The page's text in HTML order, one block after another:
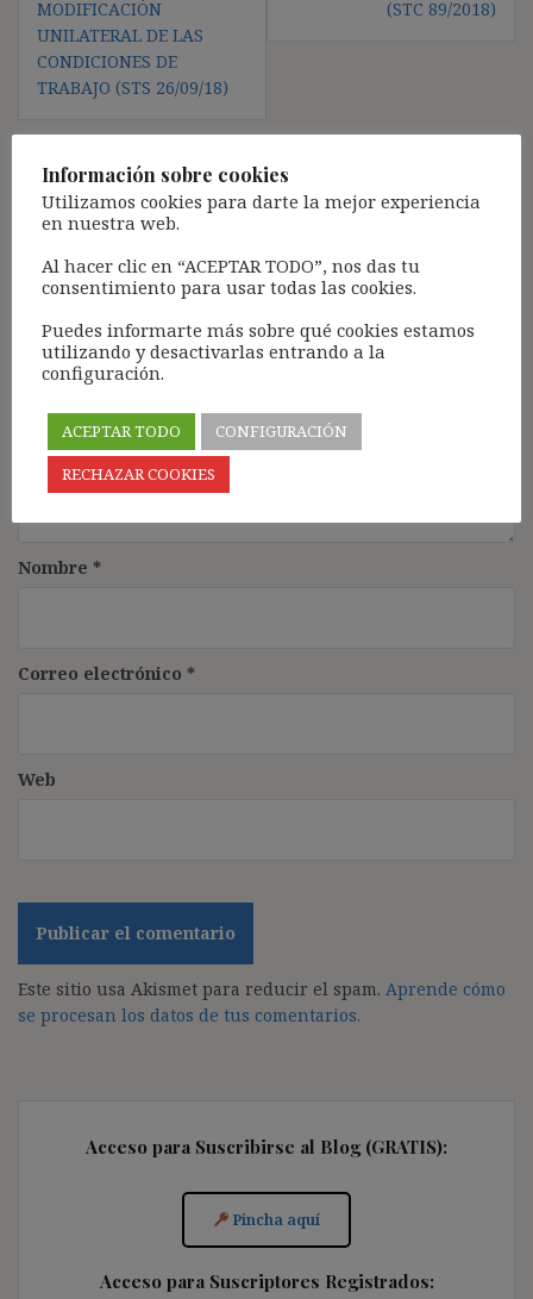
MODIFICACIÓN
UNILATERAL DE LAS
CONDICIONES DE
TRABAJO (STS 26/09/18)
(STC 89/2018)
Deja una respuesta
campos obligatorios están marcados con*
Nombre *
Correo electrónico *
Web
Este sitio usa Akismet para reducir el spam. Aprende cómo
se procesan los datos de tus comentarios.
Acceso para Suscribirse al Blog (GRATIS):
Pincha aquí
Acceso para Suscriptores Registrados:
Información sobre cookies
Utilizamos cookies para darte la mejor experiencia
en nuestra web.
Al hacer clic en “ACEPTAR TODO”, nos das tu
consentimiento para usar todas las cookies.
Puedes informarte más sobre qué cookies estamos
utilizando y desactivarlas entrando a la
configuración.
ACEPTAR TODO
CONFIGURACIÓN
RECHAZAR COOKIES